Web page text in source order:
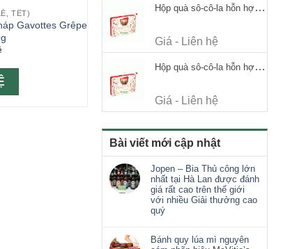
Hộp quà sô-cô-la hỗn hợp Merci Finest Selection 250g thiếc
Giá - Liên hệ
Hộp quà sô-cô-la hỗn hợp Merci Finest Selection 250g thiếc
Giá - Liên hệ
Bài viết mới cập nhật
Jopen – Bia Thủ công lớn
nhất tại Hà Lan được đánh
giá rất cao trên thế giới
với nhiều Giải thưởng cao
quý
Bánh quy lúa mì nguyên
TẾT)
Gavottes Grêpe